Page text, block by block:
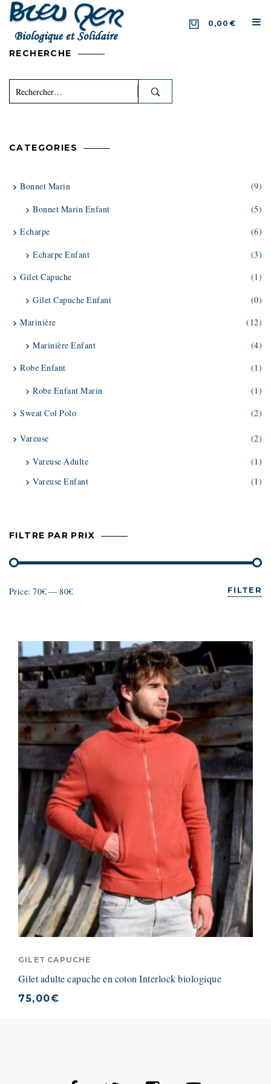
0,00€
GILET CAPUCHE
Gilet adulte capuche en coton Interlock biologique
75,00€
RECHERCHE
Rechercher :
CATEGORIES
Bonnet Marin
(9)
Bonnet Marin Enfant
(5)
Echarpe
(6)
Echarpe Enfant
(3)
Gilet Capuche
(1)
Gilet Capuche Enfant
(0)
Marinière
(12)
Marinière Enfant
(4)
Robe Enfant
(1)
Robe Enfant Marin
(1)
Sweat Col Polo
(2)
Vareuse
(2)
Vareuse Adulte
(1)
Vareuse Enfant
(1)
FILTRE PAR PRIX
FILTER
Price:70€ —80€